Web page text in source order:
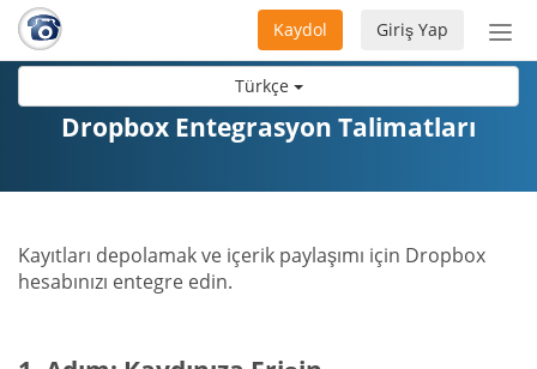
Türkçe
aç/
Giriş Yap
Kaydol
Dropbox Entegrasyon Talimatları
Kayıtları depolamak ve içerik paylaşımı için Dropbox
hesabınızı entegre edin.